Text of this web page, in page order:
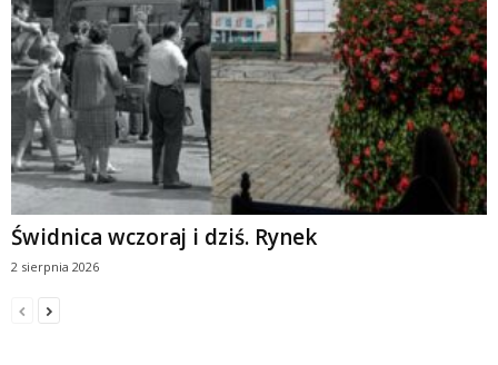
Świdnica wczoraj i dziś. Rynek
2 sierpnia 2026